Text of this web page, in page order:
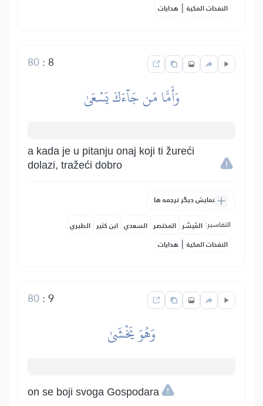
النفحات المكية | هدايات
8
:
80
وَأَمَّا مَن جَآءَكَ يَسۡعَىٰ
a kada je u pitanju onaj koji ti žureći
dolazi, tražeći dobro
نمایش دیگر ترجمه ها
التفاسير: المُيسَّر المختصر السعدي ابن كثير الطبري
النفحات المكية | هدايات
9
:
80
وَهُوَ يَخۡشَىٰ
on se boji svoga Gospodara